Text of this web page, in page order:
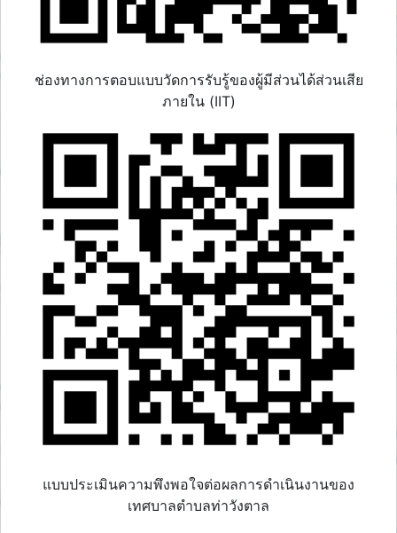
ช่องทางการตอบแบบวัดการรับรู้ของผู้มีส่วนได้ส่วนเสีย
ภายใน (IIT)
แบบประเมินความพึงพอใจต่อผลการดำเนินงานของ
เทศบาลตำบลท่าวังตาล